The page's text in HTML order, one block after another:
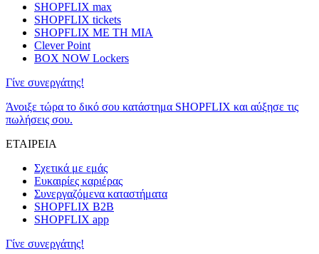
SHOPFLIX max
SHOPFLIX tickets
SHOPFLIX ΜΕ ΤΗ ΜΙΑ
Clever Point
BOX NOW Lockers
Γίνε συνεργάτης!
Άνοιξε τώρα το δικό σου κατάστημα SHOPFLIX και αύξησε τις
πωλήσεις σου.
ΕΤΑΙΡΕΙΑ
Σχετικά με εμάς
Ευκαιρίες καριέρας
Συνεργαζόμενα καταστήματα
SHOPFLIX B2B
SHOPFLIX app
Γίνε συνεργάτης!